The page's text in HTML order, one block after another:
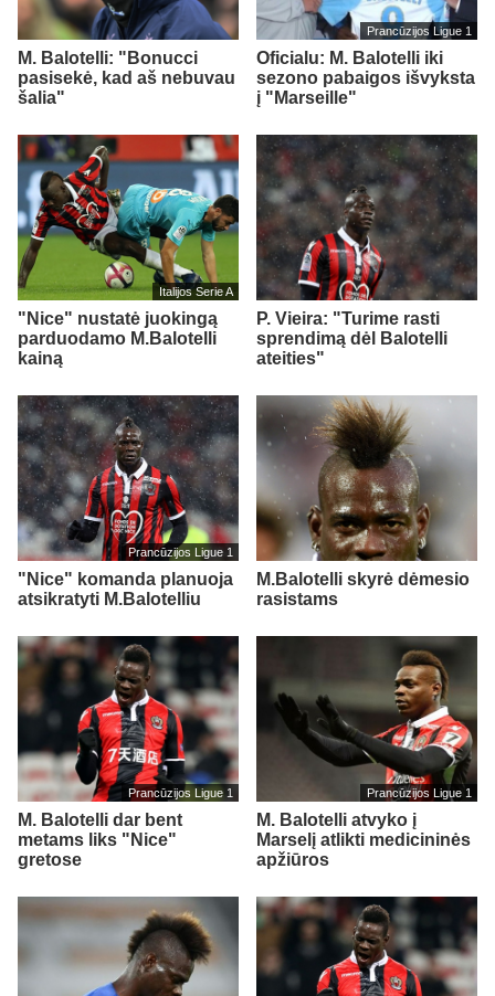
M. Balotelli: "Bonucci
pasisekė, kad aš nebuvau
šalia"
Prancūzijos Ligue 1
Oficialu: M. Balotelli iki
sezono pabaigos išvyksta
į "Marseille"
Italijos Serie A
"Nice" nustatė juokingą
parduodamo M.Balotelli
kainą
P. Vieira: "Turime rasti
sprendimą dėl Balotelli
ateities"
Prancūzijos Ligue 1
"Nice" komanda planuoja
atsikratyti M.Balotelliu
M.Balotelli skyrė dėmesio
rasistams
Prancūzijos Ligue 1
M. Balotelli dar bent
metams liks "Nice"
gretose
Prancūzijos Ligue 1
M. Balotelli atvyko į
Marselį atlikti medicininės
apžiūros